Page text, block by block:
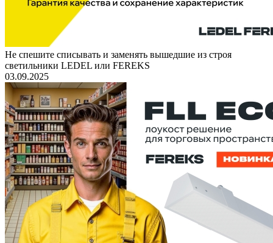
Не спешите списывать и заменять вышедшие из строя
светильники LEDEL или FEREKS
03.09.2025